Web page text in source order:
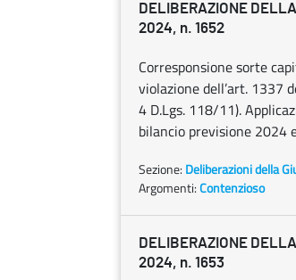
DELIBERAZIONE
2024, n. 1652
Corresponsione sorte
violazione dell’art. 1337
4 D.Lgs. 118/11).
bilancio previsione 2024
Sezione: Deliberazioni della
Argomenti:Contenzioso
DELIBERAZIONE
2024, n. 1653